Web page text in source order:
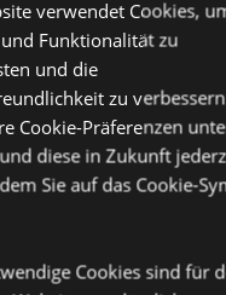
Åland-Inseln,
Azoren
Weißrussland,
Herzegowina, Bulgarien,
Ceuta und Melilla, Chile,
Kroatien, Zypern,
Finnland (Festland),
Guayana,
Heiliger Stuhl
verwendet Cookies,
Funktionalität zu
und die
zu
Cookie-Präferenzen
diese in Zukunft
Sie auf das Cookie-
Cookies sind für